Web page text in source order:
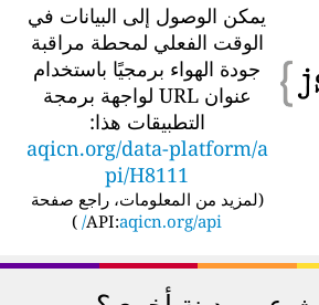
يمكن الوصول إلى البيانات في
الوقت الفعلي لمحطة مراقبة
جودة الهواء برمجيًا باستخدام
عنوان URL لواجهة برمجة
التطبيقات هذا:
aqicn.org/data-platform/a
pi/H8111
لمزيد من المعلومات، راجع صفحة
API:aqicn.org/api/
)